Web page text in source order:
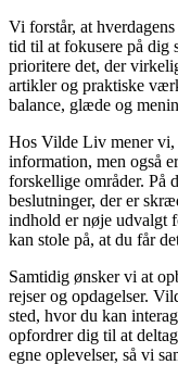
Vi forstår, at
tid til at fokusere på dig
prioritere det, der
artikler og praktiske
balance, glæde og
Hos Vilde Liv mener
information, men også
forskellige områder. På
beslutninger, der er
indhold er nøje udvalgt
kan stole på, at du får
Samtidig ønsker vi at
rejser og opdagelser.
sted, hvor du kan
opfordrer dig til at
egne oplevelser, så vi